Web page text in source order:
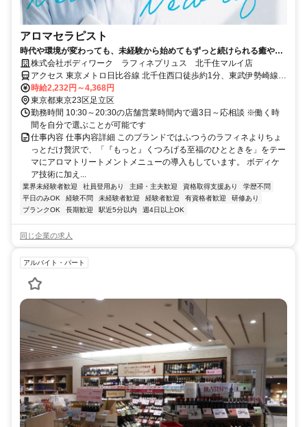
アロマセラピスト
時代や環境が変わっても、未経験から始めてもずっと続けられる癒やし
の仕事。手に職を身につけて、生き方を変えよう。
株式会社ボディワーク ラフィネプリュス 北千住マルイ店
アクセス 東京メトロ日比谷線 北千住西口徒歩約1分、東武伊勢崎線
〔スカイツリーライン〕 北千住西口徒歩約1分、ＪＲ常磐線 北千住西
口徒歩約1分 最寄駅：北千住駅
時給2,232円～4,368円
東京都東京23区足立区
勤務時間 10:30～20:30の店舗営業時間内で週3日～応相談 ※働く時
間を自分で選ぶことが可能です
仕事内容 仕事内容詳細 このブランドではふつうのラフィネよりちょ
っとだけ贅沢で、「『もっと』くつろげる至福のひとときを」をテー
マにアロマトリートメントメニューの導入もしています。 ボディケ
ア技術に加え...
業界未経験者歓迎 社員登用あり 主婦・主夫歓迎 資格取得支援あり
学歴不問
平日のみOK
経験不問 未経験者歓迎 経験者歓迎 有資格者歓迎
研修あり
ブランクOK
長期歓迎 駅近5分以内 週4日以上OK
同じ企業の求人
アルバイト・パート